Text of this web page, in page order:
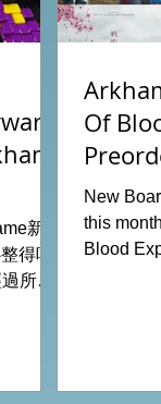
新擴
得唔
所有
Of
Order
New
this
Blood